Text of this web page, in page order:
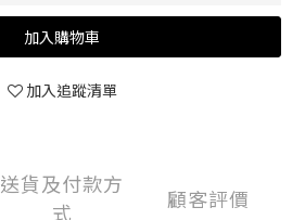
加入購物車
加入追蹤清單
送貨及付款方
式
顧客評價